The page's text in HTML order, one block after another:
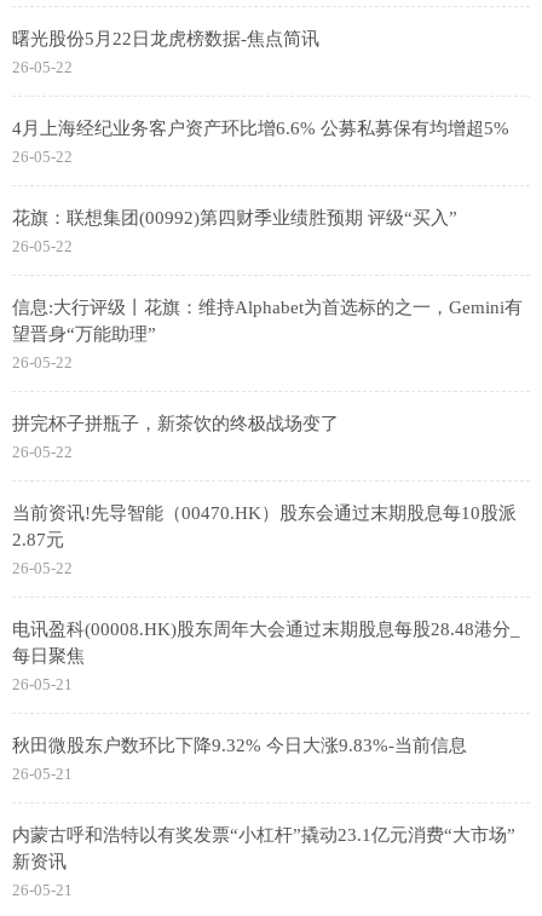
曙光股份5月22日龙虎榜数据-焦点简讯
26-05-22
4月上海经纪业务客户资产环比增6.6% 公募私募保有均增超5%
26-05-22
花旗：联想集团(00992)第四财季业绩胜预期 评级“买入”
26-05-22
信息:大行评级丨花旗：维持Alphabet为首选标的之一，Gemini有
望晋身“万能助理”
26-05-22
拼完杯子拼瓶子，新茶饮的终极战场变了
26-05-22
当前资讯!先导智能（00470.HK）股东会通过末期股息每10股派
2.87元
26-05-22
电讯盈科(00008.HK)股东周年大会通过末期股息每股28.48港分_
每日聚焦
26-05-21
秋田微股东户数环比下降9.32% 今日大涨9.83%-当前信息
26-05-21
内蒙古呼和浩特以有奖发票“小杠杆”撬动23.1亿元消费“大市场”
新资讯
26-05-21